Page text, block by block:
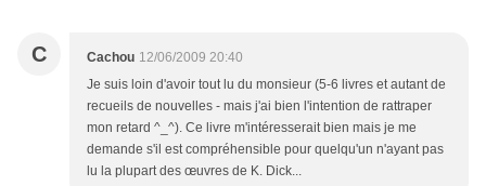
C Cachou 12/06/2009 20:40
Je suis loin d'avoir tout lu du monsieur (5-6 livres et autant de
recueils de nouvelles - mais j'ai bien l'intention de rattraper
mon retard ^_^). Ce livre m'intéresserait bien mais je me
demande s'il est compréhensible pour quelqu'un n'ayant pas
lu la plupart des œuvres de K. Dick...